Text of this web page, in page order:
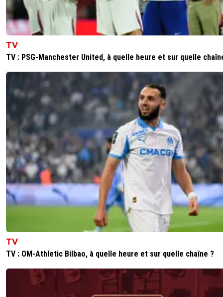
TV
TV : PSG-Manchester United, à quelle heure et sur quelle
TV
TV : OM-Athletic Bilbao, à quelle heure et sur quelle chaîne ?